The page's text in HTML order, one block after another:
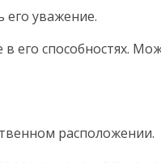
его уважение.
его способностях.
расположении.